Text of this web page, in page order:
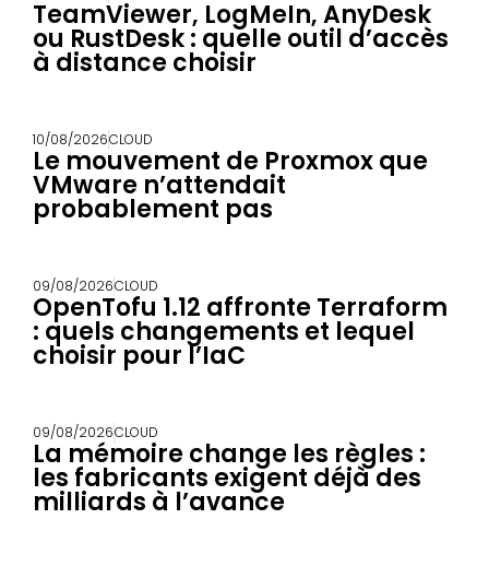
TeamViewer, LogMeIn, AnyDesk
ou RustDesk : quelle outil d’accès
à distance choisir
10/08/2026CLOUD
Le mouvement de Proxmox que
VMware n’attendait
probablement pas
09/08/2026CLOUD
OpenTofu 1.12 affronte Terraform
: quels changements et lequel
choisir pour l’IaC
09/08/2026CLOUD
La mémoire change les règles :
les fabricants exigent déjà des
milliards à l’avance